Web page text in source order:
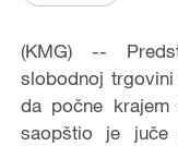
(KMG) --
slobodnoj
da počne
saopštio je juče